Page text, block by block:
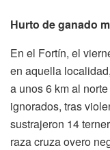
Hurto de ganado
En el Fortín, el
en aquella
a unos 6 km al
ignorados, tras
sustrajeron 14
raza cruza overo